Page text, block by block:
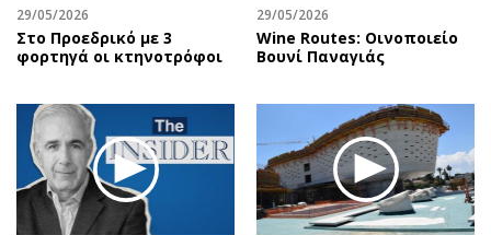
Χειρόγραφα
Επιστολές
29/05/2026
Στο Προεδρικό με 3
φορτηγά οι κτηνοτρόφοι
29/05/2026
Wine Routes: Οινοποιείο
Βουνί Παναγιάς